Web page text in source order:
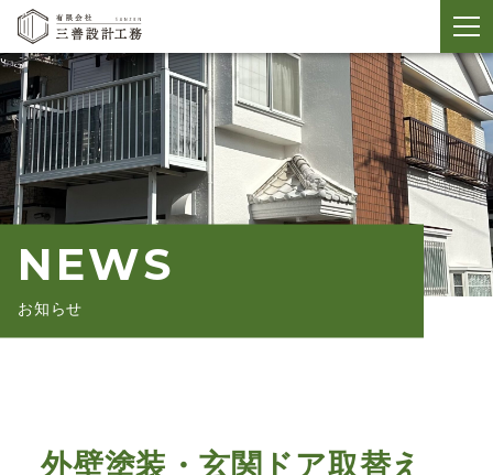
メ
ニ
ュ
ー
開
閉
NEWS
お知らせ
外壁塗装・玄関ドア取替え